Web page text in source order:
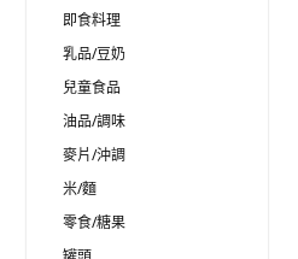
即食料理
乳品/豆奶
兒童食品
油品/調味
麥片/沖調
米/麵
零食/糖果